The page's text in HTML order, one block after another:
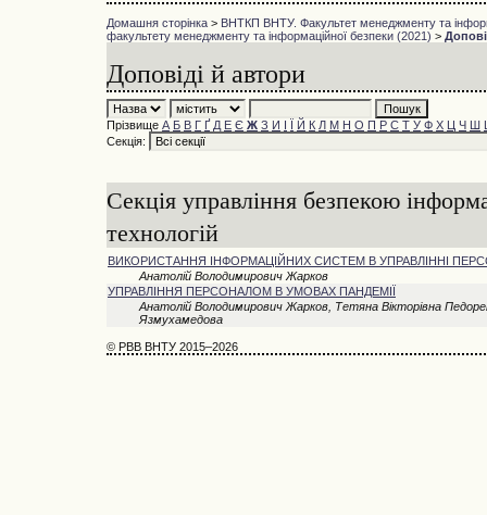
Домашня сторінка > ВНТКП ВНТУ. Факультет менеджменту та
факультету менеджменту та інформаційної безпеки (2021) >
Доповіді й автори
Прізвище А Б В Г Ґ Д Е Є Ж З И І Ї Й К Л М Н О П Р С Т У Ф Х Ц Ч Ш
Секція:
Секція управління безпекою
технологій
ВИКОРИСТАННЯ ІНФОРМАЦІЙНИХ СИСТЕМ В УПРАВЛІННІ
Анатолій Володимирович Жарков
УПРАВЛІННЯ ПЕРСОНАЛОМ В УМОВАХ ПАНДЕМІЇ
Анатолій Володимирович Жарков, Тетяна Вікторівна
Язмухамедова
© РВВ ВНТУ 2015–2026